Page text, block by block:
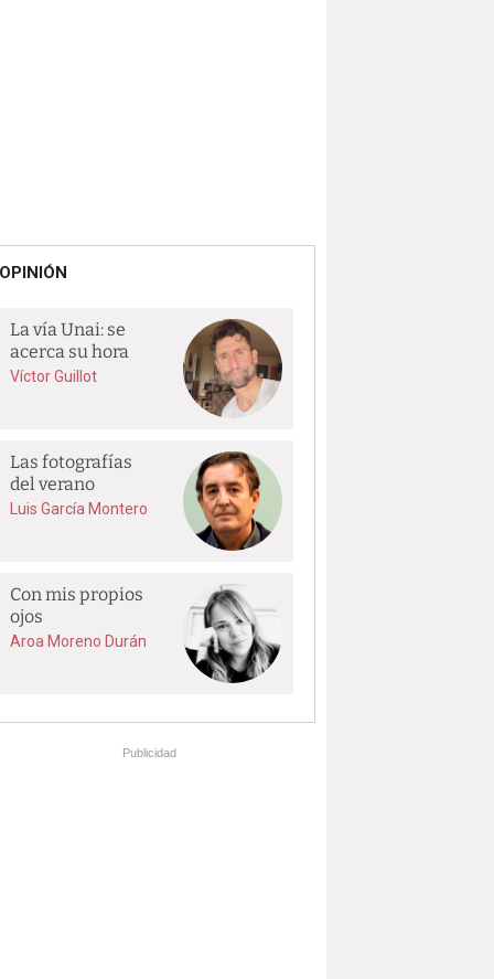
OPINIÓN
La vía Unai: se
acerca su hora
Víctor Guillot
Las fotografías
del verano
Luis García Montero
Con mis propios
ojos
Aroa Moreno Durán
Publicidad